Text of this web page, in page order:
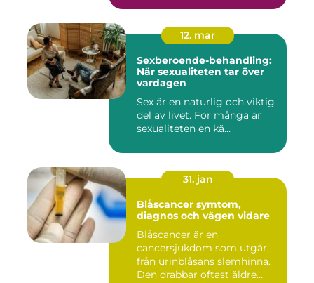
12. mar
Sexberoende-behandling:
När sexualiteten tar över
vardagen
Sex är en naturlig och viktig
del av livet. För många är
sexualiteten en kä...
31. jan
Blåscancer symtom,
diagnos och vägen vidare
Blåscancer är en
cancersjukdom som utgår
från urinblåsans slemhinna.
Den drabbar oftast äldre